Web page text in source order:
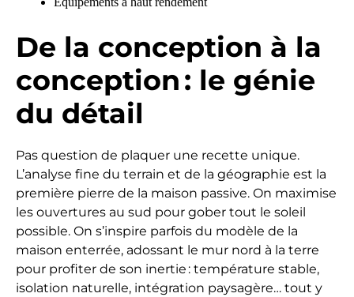
De la conception à la
conception : le génie
du détail
Pas question de plaquer une recette unique.
L’analyse fine du terrain et de la géographie est la
première pierre de la maison passive. On maximise
les ouvertures au sud pour gober tout le soleil
possible. On s’inspire parfois du modèle de la
maison enterrée, adossant le mur nord à la terre
pour profiter de son inertie : température stable,
isolation naturelle, intégration paysagère… tout y